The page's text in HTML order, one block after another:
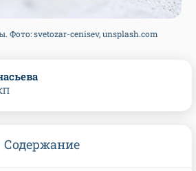
Фото: svetozar-cenisev, unsplash.com
Содержание